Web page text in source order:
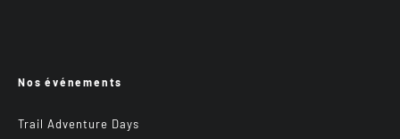
Nos événements
Trail Adventure Days